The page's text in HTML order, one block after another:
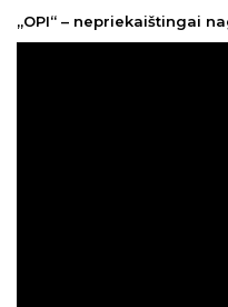
„OPI“ – nepriekaištingai